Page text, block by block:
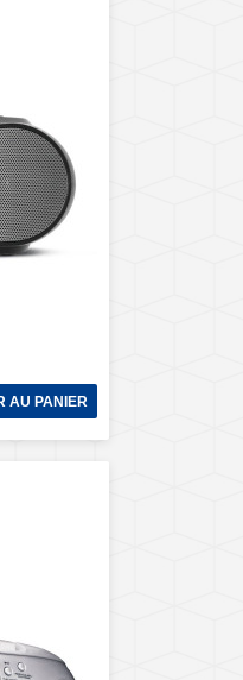
AU PANIER